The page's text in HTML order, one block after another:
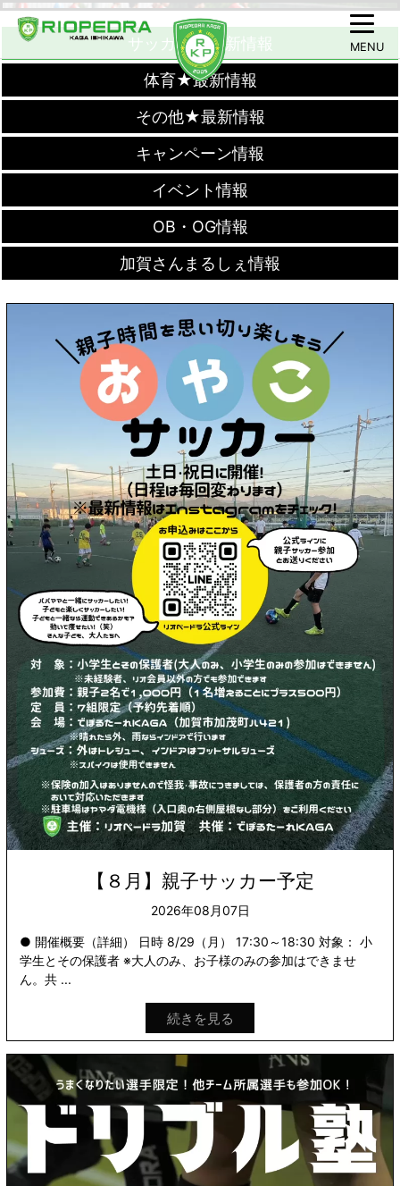
MENU
サッカー★最新情報
体育★最新情報
その他★最新情報
キャンペーン情報
イベント情報
OB・OG情報
加賀さんまるしぇ情報
【８月】親子サッカー予定
2026年08月07日
● 開催概要（詳細） 日時 8/29（月） 17:30～18:30 対象： 小
学生とその保護者 ※大人のみ、お子様のみの参加はできませ
ん。共 ...
続きを見る